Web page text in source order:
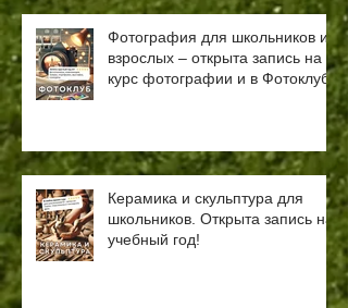
Фотография для школьников и
взрослых – открыта запись на
курс фотографии и в Фотоклуб!
Керамика и скульптура для
школьников. Открыта запись на
учебный год!